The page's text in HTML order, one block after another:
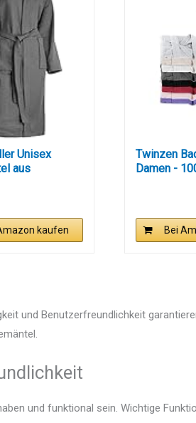
Unisex
aus
kaufen
Twinzen
Damen -
Bei
und Benutzerfreundlichkeit
und funktional sein. Wichtige